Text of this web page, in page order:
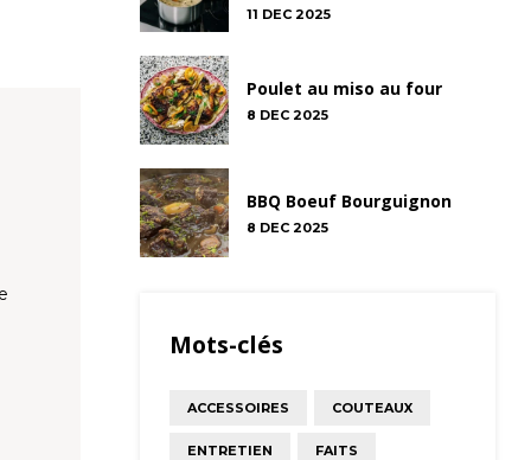
11 DEC 2025
Poulet au miso au four
8 DEC 2025
BBQ Boeuf Bourguignon
8 DEC 2025
Mots-clés
ACCESSOIRES COUTEAUX
ENTRETIEN FAITS